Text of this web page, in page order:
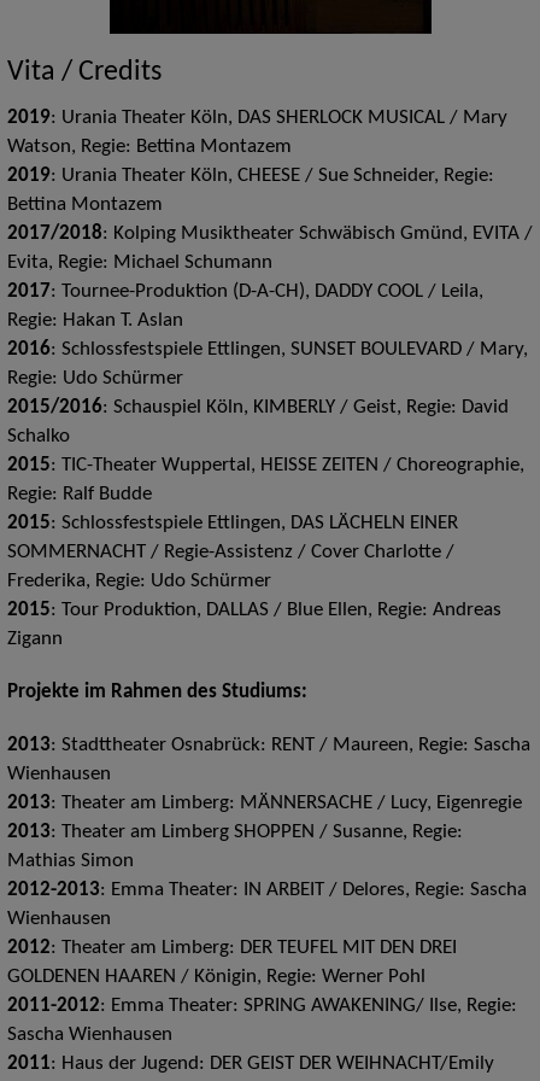
Vita / Credits
2019: Urania Theater Köln, DAS SHERLOCK MUSICAL / Mary
Watson, Regie: Bettina Montazem
2019: Urania Theater Köln, CHEESE / Sue Schneider, Regie:
Bettina Montazem
2017/2018: Kolping Musiktheater Schwäbisch Gmünd, EVITA /
Evita, Regie: Michael Schumann
2017: Tournee-Produktion (D-A-CH), DADDY COOL / Leila,
Regie: Hakan T. Aslan
2016: Schlossfestspiele Ettlingen, SUNSET BOULEVARD / Mary,
Regie: Udo Schürmer
2015/2016: Schauspiel Köln, KIMBERLY / Geist, Regie: David
Schalko
2015: TIC-Theater Wuppertal, HEISSE ZEITEN / Choreographie,
Regie: Ralf Budde
2015: Schlossfestspiele Ettlingen, DAS LÄCHELN EINER
SOMMERNACHT / Regie-Assistenz / Cover Charlotte /
Frederika, Regie: Udo Schürmer
2015: Tour Produktion, DALLAS / Blue Ellen, Regie: Andreas
Zigann
Projekte im Rahmen des Studiums:
2013: Stadttheater Osnabrück: RENT / Maureen, Regie: Sascha
Wienhausen
2013: Theater am Limberg: MÄNNERSACHE / Lucy, Eigenregie
2013: Theater am Limberg SHOPPEN / Susanne, Regie:
Mathias Simon
2012-2013: Emma Theater: IN ARBEIT / Delores, Regie: Sascha
Wienhausen
2012: Theater am Limberg: DER TEUFEL MIT DEN DREI
GOLDENEN HAAREN / Königin, Regie: Werner Pohl
2011-2012: Emma Theater: SPRING AWAKENING/ Ilse, Regie:
Sascha Wienhausen
2011: Haus der Jugend: DER GEIST DER WEIHNACHT/Emily